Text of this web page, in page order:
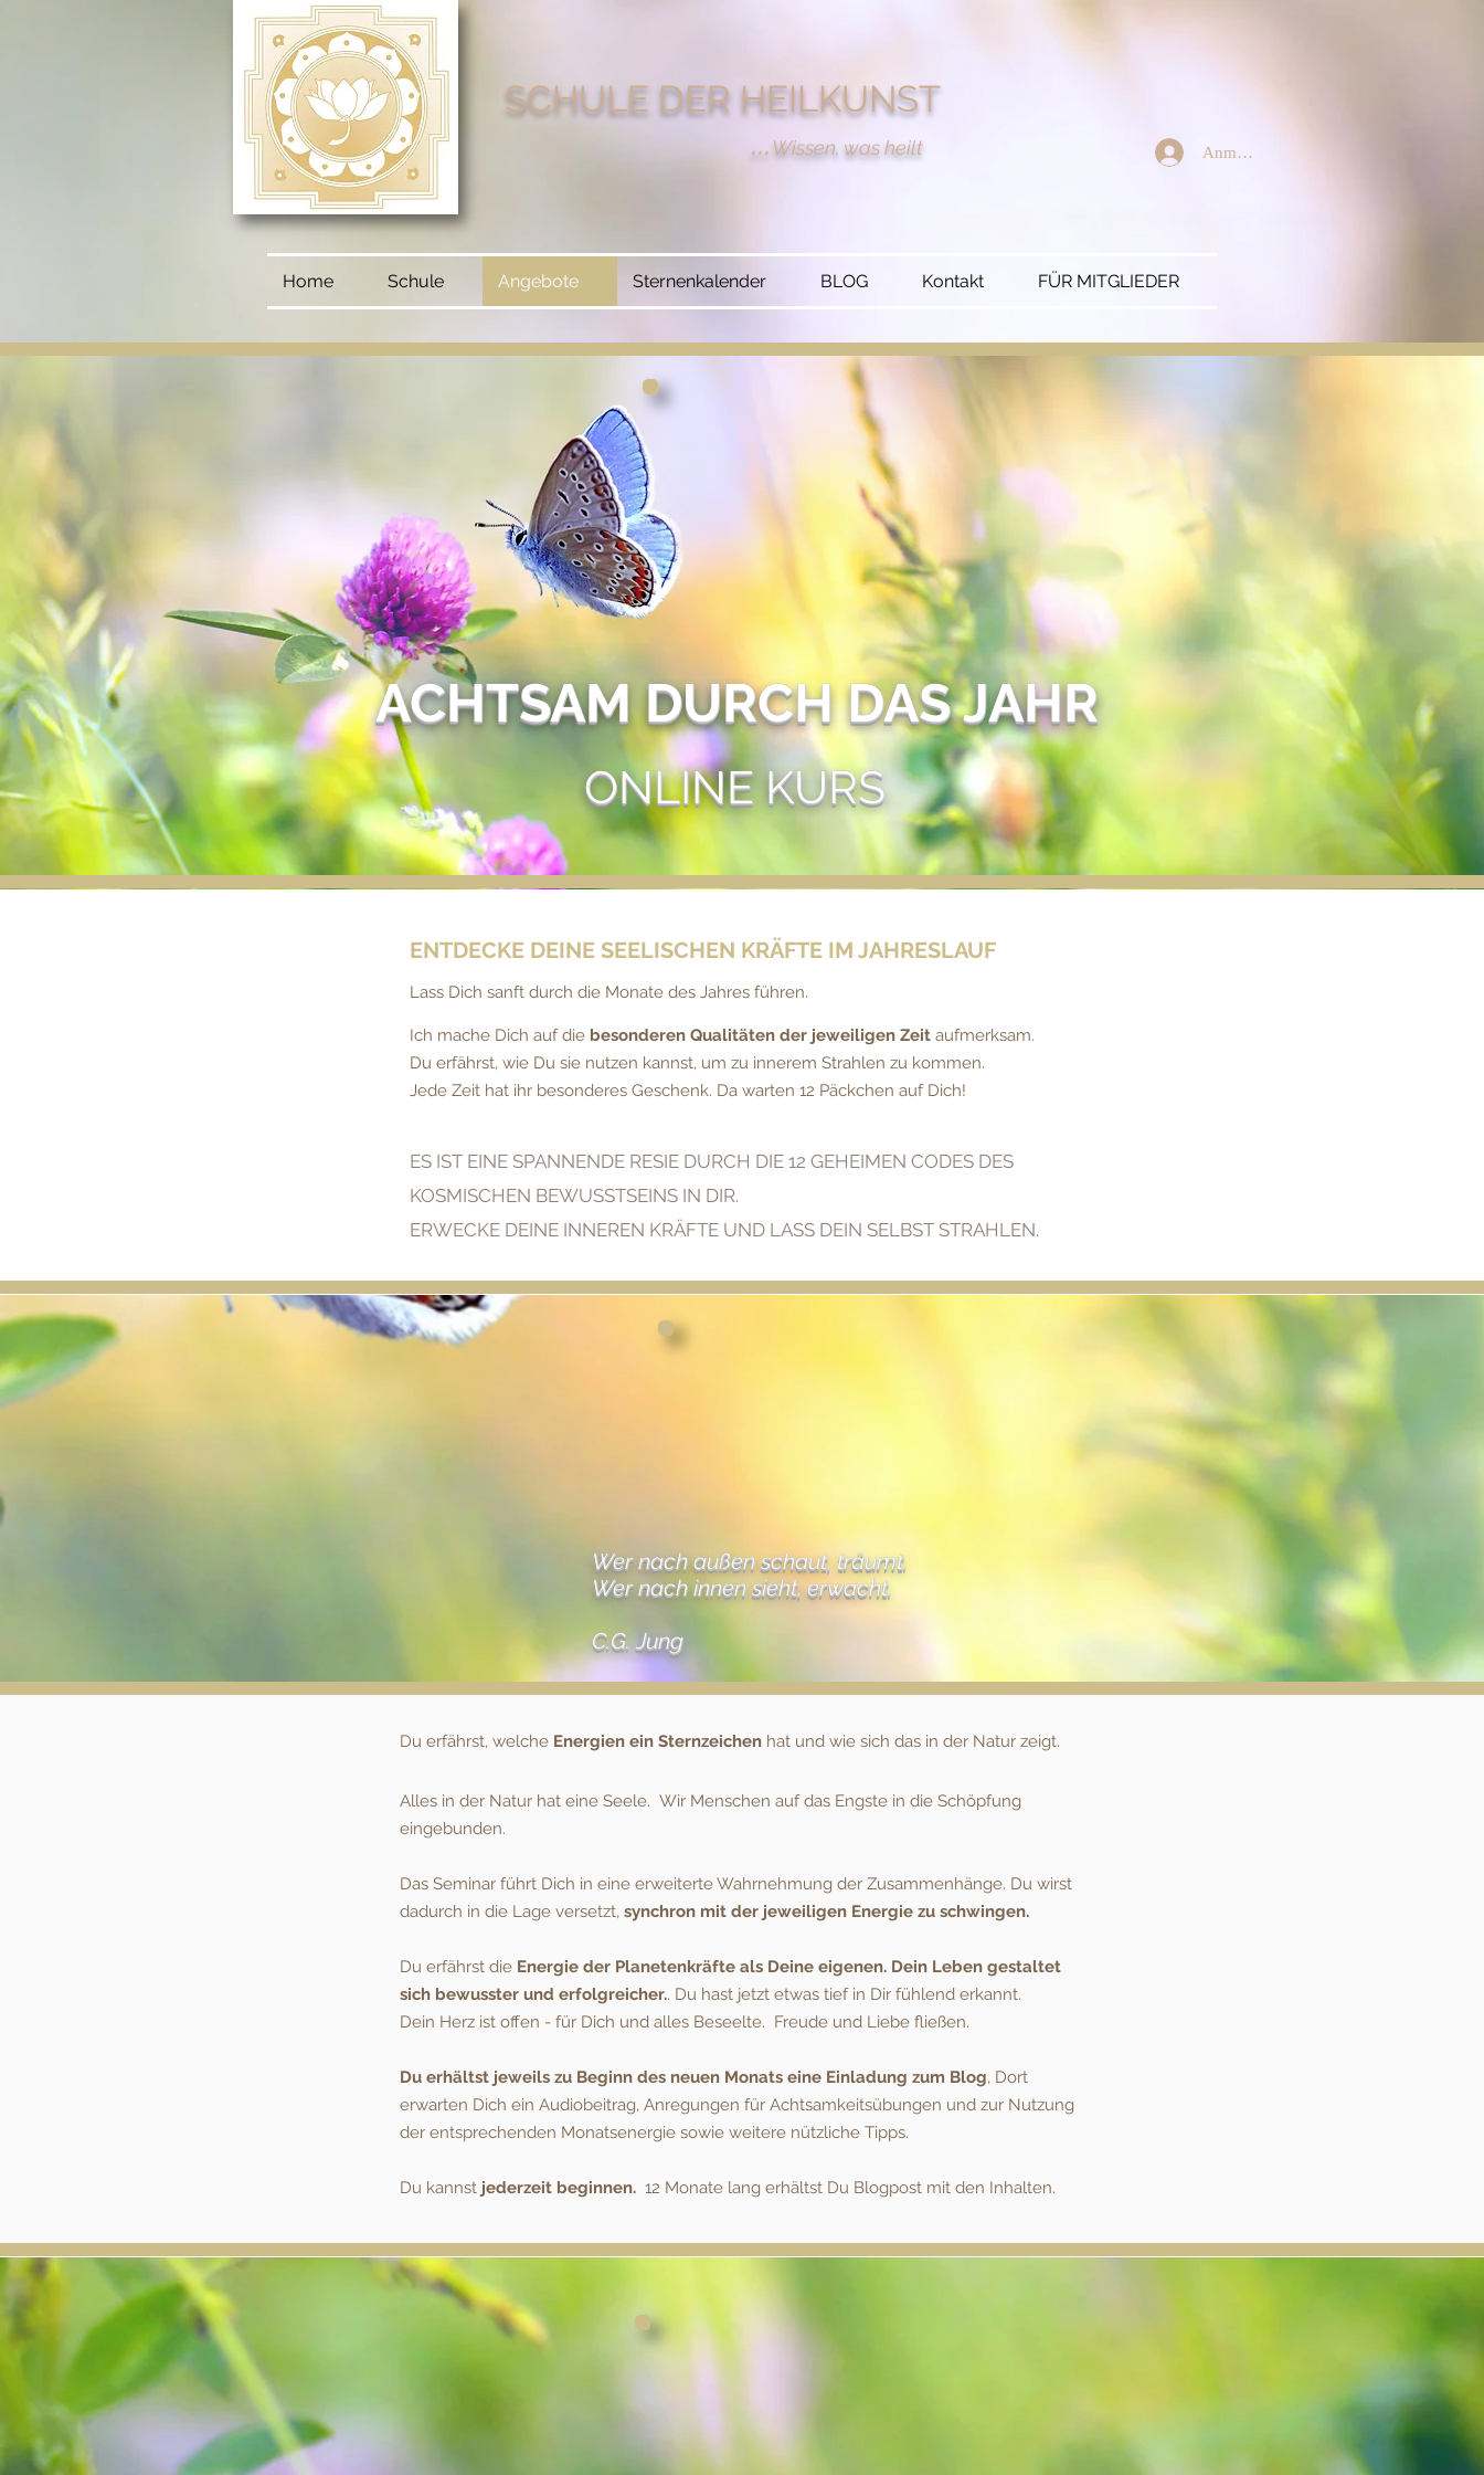
SCHULE DER HEILKUNST
... Wissen, was heilt Anmelden
Home Schule Angebote Sternenkalender BLOG Kontakt FÜR MITGLIEDER
ACHTSAM DURCH DAS JAHR
ONLINE KURS
ENTDECKE DEINE SEELISCHEN KRÄFTE IM JAHRESLAUF
Lass Dich sanft durch die Monate des Jahres führen.
Ich mache Dich auf die besonderen Qualitäten der jeweiligen Zeit aufmerksam.
Du erfährst, wie Du sie nutzen kannst, um zu innerem Strahlen zu kommen.
Jede Zeit hat ihr besonderes Geschenk. Da warten 12 Päckchen auf Dich!
ES IST EINE SPANNENDE RESIE DURCH DIE 12 GEHEIMEN CODES DES
KOSMISCHEN BEWUSSTSEINS IN DIR.
ERWECKE DEINE INNEREN KRÄFTE UND LASS DEIN SELBST STRAHLEN.
Wer nach außen schaut, träumt.
Wer nach innen sieht, erwacht.
C.G. Jung
Du erfährst, welche Energien ein Sternzeichen hat und wie sich das in der Natur zeigt.
Alles in der Natur hat eine Seele. Wir Menschen auf das Engste in die Schöpfung
eingebunden.
Das Seminar führt Dich in eine erweiterte Wahrnehmung der Zusammenhänge. Du wirst
dadurch in die Lage versetzt, synchron mit der jeweiligen Energie zu schwingen.
Du erfährst die Energie der Planetenkräfte als Deine eigenen. Dein Leben gestaltet
sich bewusster und erfolgreicher.. Du hast jetzt etwas tief in Dir fühlend erkannt.
Dein Herz ist offen - für Dich und alles Beseelte. Freude und Liebe fließen.
Du erhältst jeweils zu Beginn des neuen Monats eine Einladung zum Blog, Dort
erwarten Dich ein Audiobeitrag, Anregungen für Achtsamkeitsübungen und zur Nutzung
der entsprechenden Monatsenergie sowie weitere nützliche Tipps.
Du kannst jederzeit beginnen. 12 Monate lang erhältst Du Blogpost mit den Inhalten.